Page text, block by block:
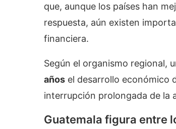
que, aunque los países han
respuesta, aún existen
financiera.
Según el organismo regional,
años el desarrollo económico
interrupción prolongada de la
Guatemala figura entre